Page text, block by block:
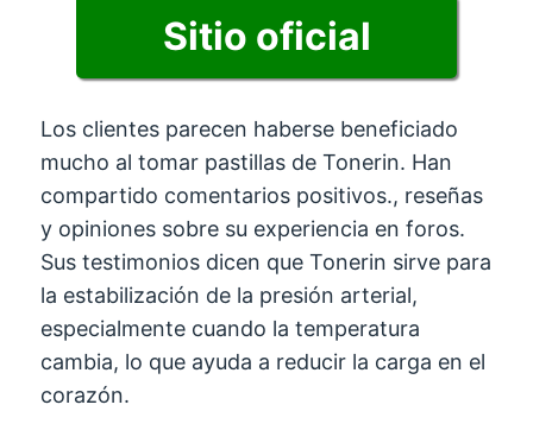
Sitio oficial
Los clientes parecen haberse beneficiado
mucho al tomar pastillas de Tonerin. Han
compartido comentarios positivos., reseñas
y opiniones sobre su experiencia en foros.
Sus testimonios dicen que Tonerin sirve para
la estabilización de la presión arterial,
especialmente cuando la temperatura
cambia, lo que ayuda a reducir la carga en el
corazón.